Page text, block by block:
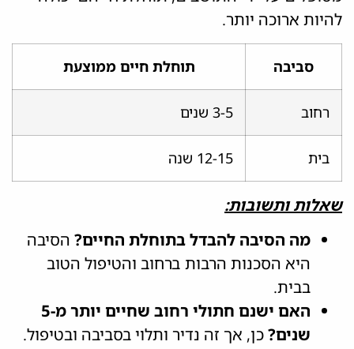
להיות ארוכה יותר.
סביבה תוחלת חיים ממוצעת
רחוב 3-5 שנים
בית 12-15 שנה
שאלות ותשובות:
מה הסיבה להבדל בתוחלת החיים? הסיבה
היא הסכנות הרבות ברחוב והטיפול הטוב
בבית.
האם ישנם חתולי רחוב שחיים יותר מ-5
שנים?כן, אך זה נדיר ותלוי בסביבה ובטיפול.